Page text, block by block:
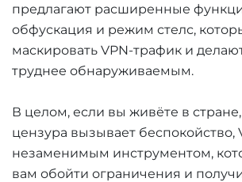
предлагают расширенные
обфускация и режим стелс,
маскировать VPN-трафик и
труднее обнаруживаемым.
В целом, если вы живёте в
цензура вызывает беспокойство,
незаменимым инструментом,
вам обойти ограничения и